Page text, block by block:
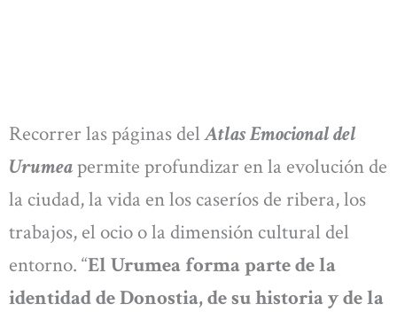
Recorrer las páginas delAtlas Emocional del
Urumeapermite profundizar en la evolución de
la ciudad, la vida en los caseríos de ribera, los
trabajos, el ocio o la dimensión cultural del
entorno. “El Urumea forma parte de la
identidad de Donostia, de su historia y de la